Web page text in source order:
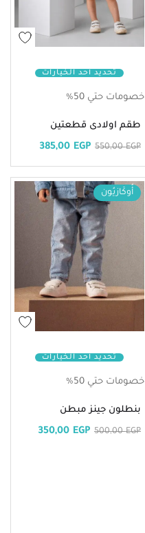
تحديد أحد الخيارات
خصومات حتي 50%
طقم اولادى قطعتين
550,00EGP
385,00 EGP
تحديد أحد الخيارات
أُوكَازيُون
خصومات حتي 50%
بنطلون جينز مبطن
500,00EGP
350,00 EGP